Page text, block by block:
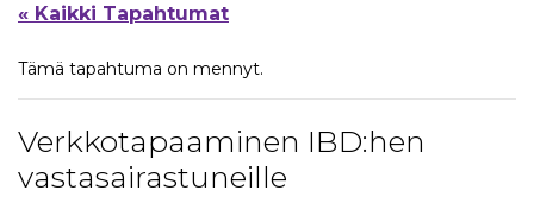
« Kaikki Tapahtumat
Tämä tapahtuma on mennyt.
Verkkotapaaminen IBD:hen
vastasairastuneille